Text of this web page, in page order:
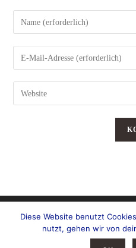
Gib
deinen
Namen
oder
zum
Kommentieren
ein
Gib
deine
E-
Mail-
zum
Kommentieren
ein
Gib
deine
Website-
URL
Diese Website benutzt
nutzt, gehen wir von